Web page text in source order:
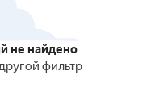
не найдено
фильтр